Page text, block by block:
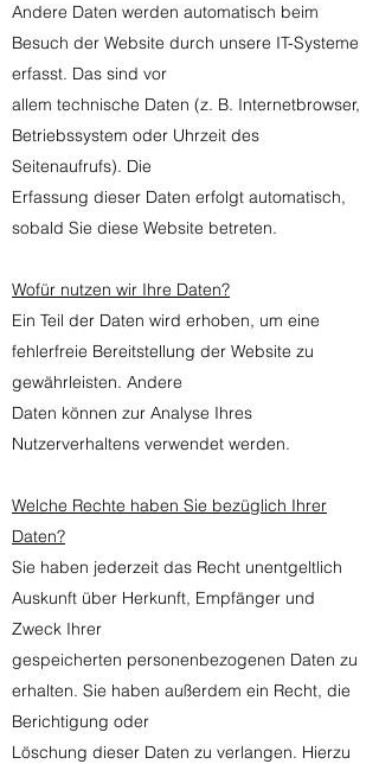
Andere Daten werden automatisch beim
Besuch der Website durch unsere IT-Systeme
erfasst. Das sind vor
allem technische Daten (z. B. Internetbrowser,
Betriebssystem oder Uhrzeit des
Seitenaufrufs). Die
Erfassung dieser Daten erfolgt automatisch,
sobald Sie diese Website betreten.
Wofür nutzen wir Ihre Daten?
Ein Teil der Daten wird erhoben, um eine
fehlerfreie Bereitstellung der Website zu
gewährleisten. Andere
Daten können zur Analyse Ihres
Nutzerverhaltens verwendet werden.
Welche Rechte haben Sie bezüglich Ihrer
Daten?
Sie haben jederzeit das Recht unentgeltlich
Auskunft über Herkunft, Empfänger und
Zweck Ihrer
gespeicherten personenbezogenen Daten zu
erhalten. Sie haben außerdem ein Recht, die
Berichtigung oder
Löschung dieser Daten zu verlangen. Hierzu